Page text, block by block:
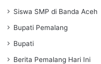
Siswa SMP di Banda Aceh
Bupati Pemalang
Bupati
Berita Pemalang Hari Ini